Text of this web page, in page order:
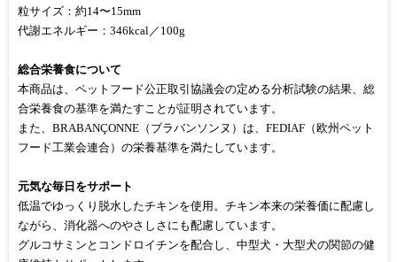
粒サイズ：約14〜15mm
代謝エネルギー：346kcal／100g
総合栄養食について
本商品は、ペットフード公正取引協議会の定める分析試験の結果、総
合栄養食の基準を満たすことが証明されています。
また、BRABANÇONNE（ブラバンソンヌ）は、FEDIAF（欧州ペット
フード工業会連合）の栄養基準を満たしています。
元気な毎日をサポート
低温でゆっくり脱水したチキンを使用。チキン本来の栄養価に配慮し
ながら、消化器へのやさしさにも配慮しています。
グルコサミンとコンドロイチンを配合し、中型犬・大型犬の関節の健